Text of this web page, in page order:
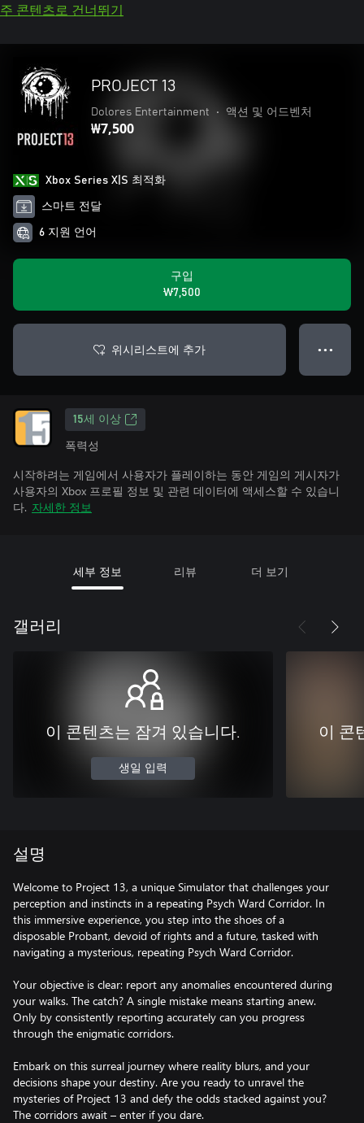
주 콘텐츠로 건너뛰기
PROJECT 13
Dolores Entertainment • 액션 및 어드벤처
₩7,500
Xbox Series X|S 최적화
스마트 전달
6 지원 언어
구입
₩7,500
위시리스트에 추가 ● ● ●
15세 이상
폭력성
시작하려는 게임에서 사용자가 플레이하는 동안 게임의 게시자가
사용자의 Xbox 프로필 정보 및 관련 데이터에 액세스할 수 있습니
다. 자세한 정보
세부 정보 리뷰 더 보기
갤러리
이 콘텐츠는 잠겨 있습니다.
생일 입력
이 콘
설명
Welcome to Project 13, a unique Simulator that challenges your
perception and instincts in a repeating Psych Ward Corridor. In
this immersive experience, you step into the shoes of a
disposable Probant, devoid of rights and a future, tasked with
navigating a mysterious, repeating Psych Ward Corridor.
Your objective is clear: report any anomalies encountered during
your walks. The catch? A single mistake means starting anew.
Only by consistently reporting accurately can you progress
through the enigmatic corridors.
Embark on this surreal journey where reality blurs, and your
decisions shape your destiny. Are you ready to unravel the
mysteries of Project 13 and defy the odds stacked against you?
The corridors await – enter if you dare.